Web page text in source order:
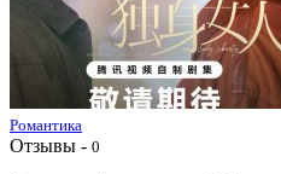
Романтика
Отзывы - 0